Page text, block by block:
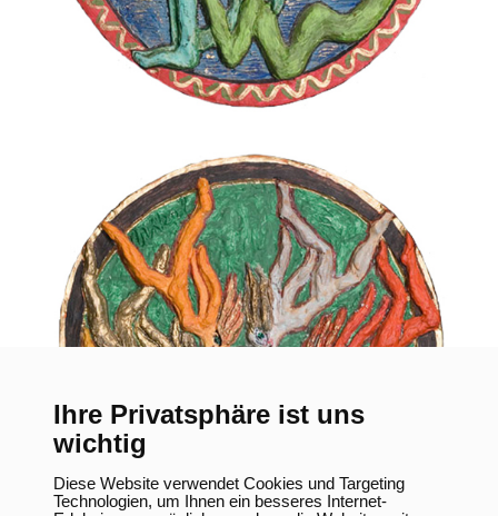
Ihre Privatsphäre ist uns
wichtig
Diese Website verwendet Cookies und Targeting
Technologien, um Ihnen ein besseres Internet-